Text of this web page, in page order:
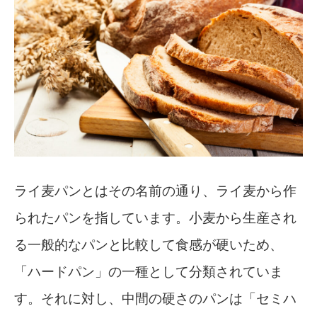
ライ麦パンとはその名前の通り、ライ麦から作
られたパンを指しています。小麦から生産され
る一般的なパンと比較して食感が硬いため、
「ハードパン」の一種として分類されていま
す。それに対し、中間の硬さのパンは「セミハ